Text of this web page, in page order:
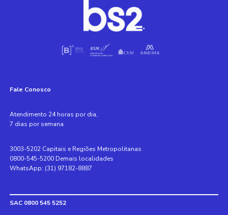
Fale Conosco
Atendimento 24 horas por dia,
7 dias por semana
3003-5202 Capitais e Regiões Metropolitanas
0800-545-5200 Demais localidades
WhatsApp: (31) 97182-8887
SAC 0800 545 5252